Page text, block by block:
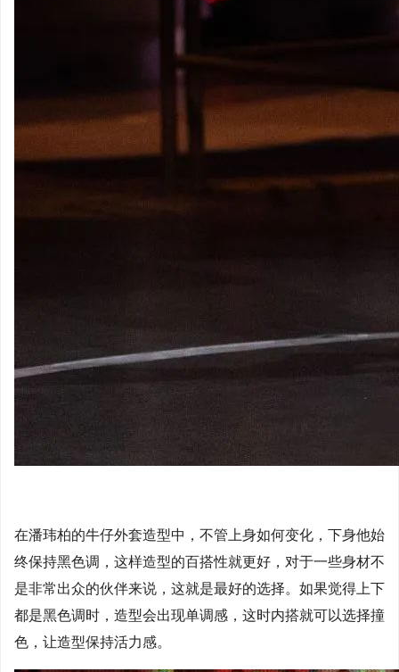
在潘玮柏的牛仔外套造型中，不管上身如何变化，下身他始
终保持黑色调，这样造型的百搭性就更好，对于一些身材不
是非常出众的伙伴来说，这就是最好的选择。如果觉得上下
都是黑色调时，造型会出现单调感，这时内搭就可以选择撞
色，让造型保持活力感。